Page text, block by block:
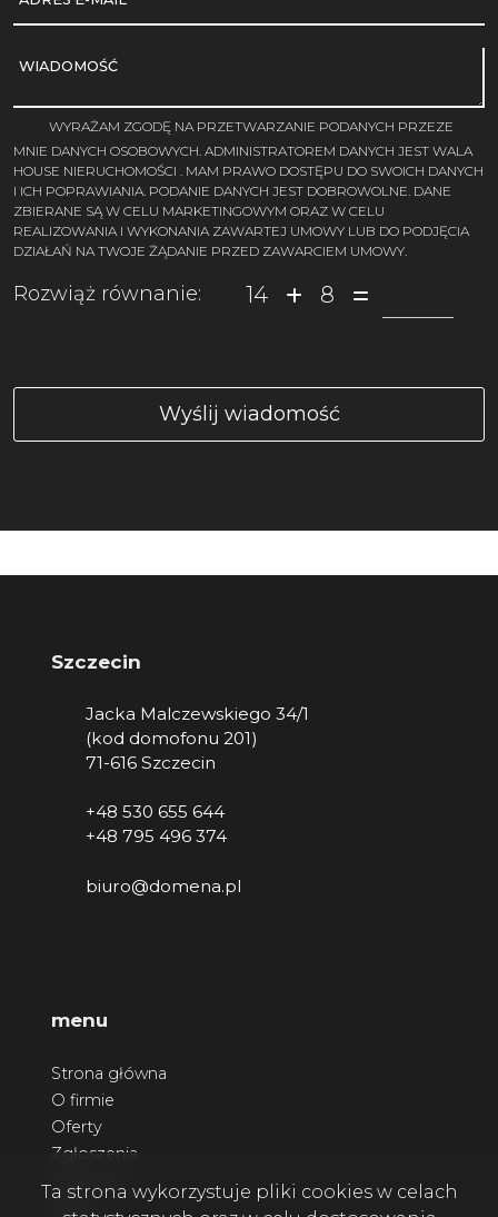
WIADOMOŚĆ
WYRAŻAM ZGODĘ NA PRZETWARZANIE PODANYCH PRZEZE
MNIE DANYCH OSOBOWYCH. ADMINISTRATOREM DANYCH JEST WALA
HOUSE NIERUCHOMOŚCI . MAM PRAWO DOSTĘPU DO SWOICH DANYCH
I ICH POPRAWIANIA. PODANIE DANYCH JEST DOBROWOLNE. DANE
ZBIERANE SĄ W CELU MARKETINGOWYM ORAZ W CELU
REALIZOWANIA I WYKONANIA ZAWARTEJ UMOWY LUB DO PODJĘCIA
DZIAŁAŃ NA TWOJE ŻĄDANIE PRZED ZAWARCIEM UMOWY.
Rozwiąż równanie: 14 8
Szczecin
Jacka Malczewskiego 34/1
(kod domofonu 201)
71-616 Szczecin
+48 530 655 644
+48 795 496 374
biuro@domena.pl
menu
Strona główna
O firmie
Oferty
Zgłoszenia
Ta strona wykorzystuje pliki cookies w celach